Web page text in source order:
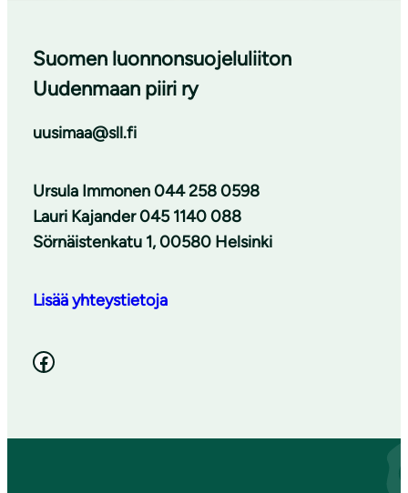
Suomen luonnonsuojeluliiton
Uudenmaan piiri ry
uusimaa@sll.fi
Ursula Immonen 044 258 0598
Lauri Kajander 045 1140 088
Sörnäistenkatu 1, 00580 Helsinki
Lisää yhteystietoja
Facebook